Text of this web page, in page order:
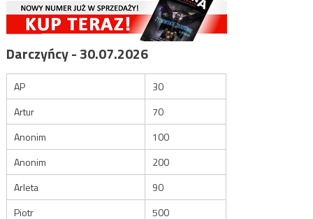
Darczyńcy - 30.07.2026
AP
30
Artur
70
Anonim
100
Anonim
200
Arleta
90
Piotr
500